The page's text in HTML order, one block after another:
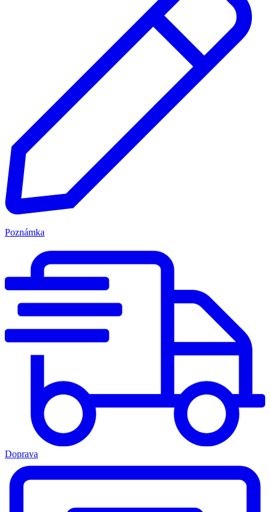
Poznámka
Doprava